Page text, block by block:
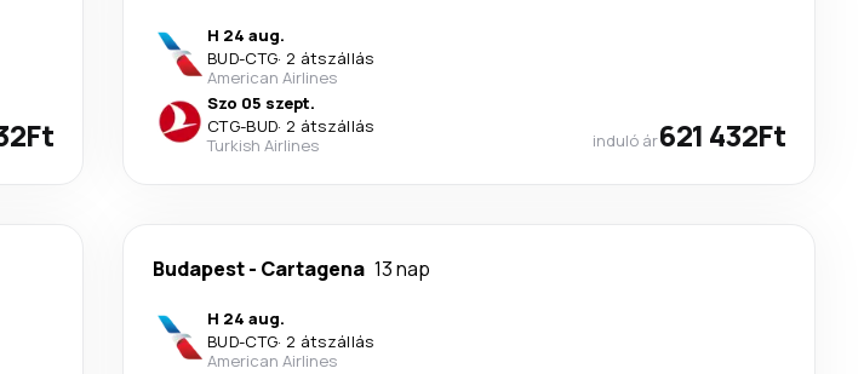
H 24 aug.
BUD-CTG· 2 átszállás
American Airlines
Szo 05 szept.
CTG-BUD· 2 átszállás
Turkish Airlines
induló ár621 432Ft
Budapest- Cartagena 13 nap
H 24 aug.
BUD-CTG· 2 átszállás
American Airlines